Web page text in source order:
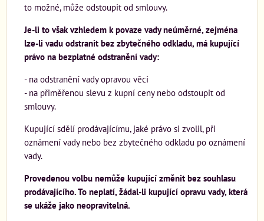
to možné, může odstoupit od smlouvy.
Je-li to však vzhledem k povaze vady neúměrné, zejména
lze-li vadu odstranit bez zbytečného odkladu, má kupující
právo na bezplatné odstranění vady:
- na odstranění vady opravou věci
- na přiměřenou slevu z kupní ceny nebo odstoupit od
smlouvy.
Kupující sdělí prodávajícímu, jaké právo si zvolil, při
oznámení vady nebo bez zbytečného odkladu po oznámení
vady.
Provedenou volbu nemůže kupující změnit bez souhlasu
prodávajícího. To neplatí, žádal-li kupující opravu vady, která
se ukáže jako neopravitelná.